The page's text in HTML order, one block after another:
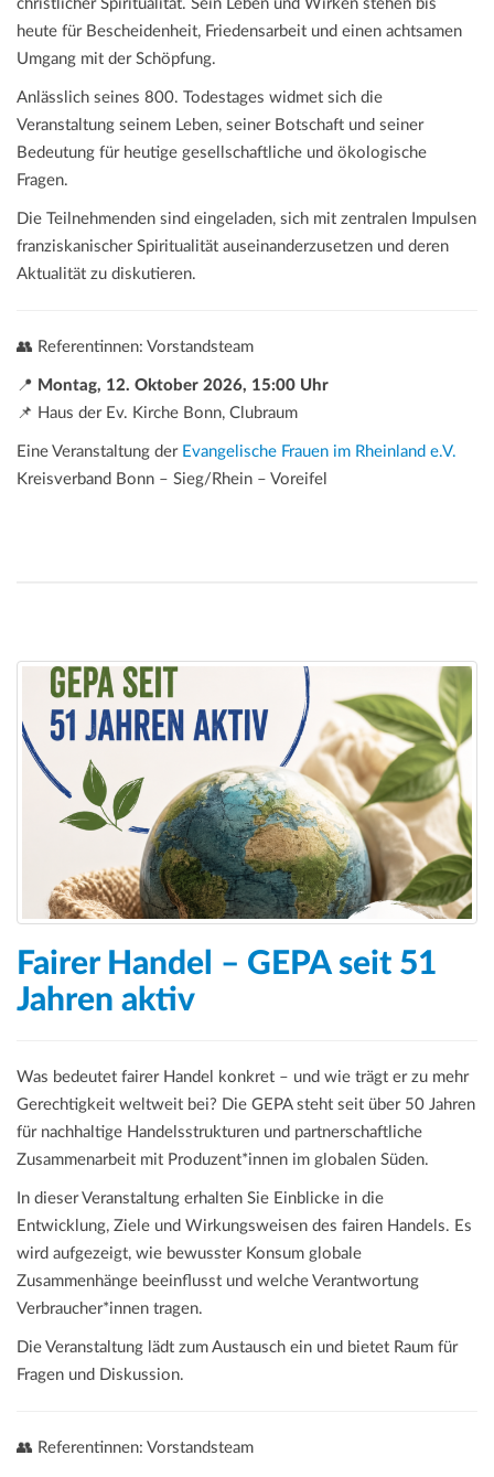
christlicher Spiritualität. Sein Leben und Wirken stehen bis
heute für Bescheidenheit, Friedensarbeit und einen achtsamen
Umgang mit der Schöpfung.
Anlässlich seines 800. Todestages widmet sich die
Veranstaltung seinem Leben, seiner Botschaft und seiner
Bedeutung für heutige gesellschaftliche und ökologische
Fragen.
Die Teilnehmenden sind eingeladen, sich mit zentralen Impulsen
franziskanischer Spiritualität auseinanderzusetzen und deren
Aktualität zu diskutieren.
👥 Referentinnen: Vorstandsteam
📍 Montag, 12. Oktober 2026, 15:00 Uhr
📌 Haus der Ev. Kirche Bonn, Clubraum
Eine Veranstaltung der Evangelische Frauen im Rheinland e.V.
Kreisverband Bonn – Sieg/Rhein – Voreifel
Fairer Handel – GEPA seit 51
Jahren aktiv
Was bedeutet fairer Handel konkret – und wie trägt er zu mehr
Gerechtigkeit weltweit bei? Die GEPA steht seit über 50 Jahren
für nachhaltige Handelsstrukturen und partnerschaftliche
Zusammenarbeit mit Produzent*innen im globalen Süden.
In dieser Veranstaltung erhalten Sie Einblicke in die
Entwicklung, Ziele und Wirkungsweisen des fairen Handels. Es
wird aufgezeigt, wie bewusster Konsum globale
Zusammenhänge beeinflusst und welche Verantwortung
Verbraucher*innen tragen.
Die Veranstaltung lädt zum Austausch ein und bietet Raum für
Fragen und Diskussion.
👥 Referentinnen: Vorstandsteam